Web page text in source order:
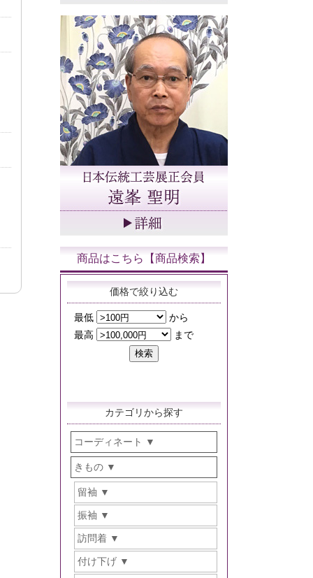
商品はこちら【商品検索】
価格で絞り込む
カテゴリから探す
コーディネート
きもの
留袖
振袖
訪問着
付け下げ